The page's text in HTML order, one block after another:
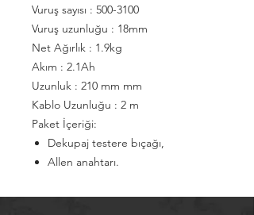
Vuruş sayısı : 500-3100
Vuruş uzunluğu : 18mm
Net Ağırlık : 1.9kg
Akım : 2.1Ah
Uzunluk : 210 mm mm
Kablo Uzunluğu : 2 m
Paket İçeriği:
Dekupaj testere bıçağı,
Allen anahtarı.